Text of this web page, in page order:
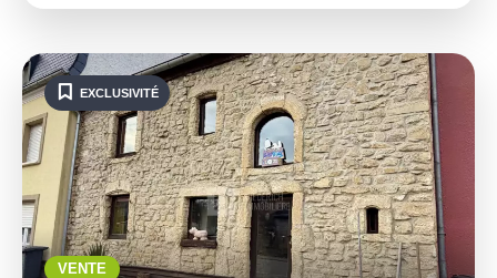
VENTE
EXCLUSIVITÉ